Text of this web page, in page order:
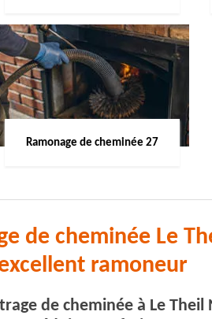
Ramonage de cheminée 27
de cheminée Le
ramoneur
de cheminée à Le